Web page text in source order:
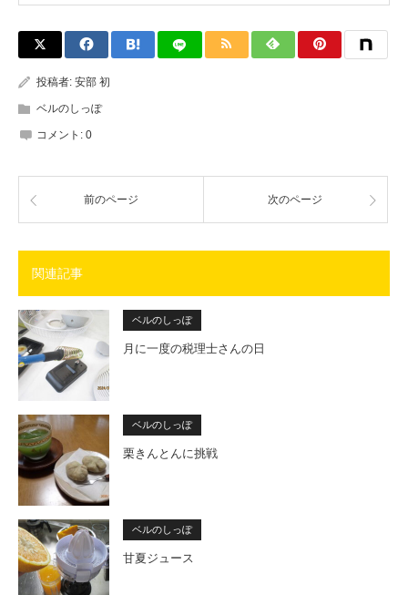
投稿者: 安部 初
ベルのしっぽ
コメント: 0
前のページ 次のページ
関連記事
ベルのしっぽ
月に一度の税理士さんの日
ベルのしっぽ
栗きんとんに挑戦
ベルのしっぽ
甘夏ジュース